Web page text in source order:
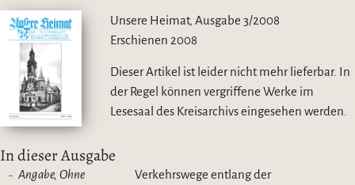
Unsere Heimat, Ausgabe 3/2008
Erschienen 2008
Dieser Artikel ist leider nicht mehr lieferbar. In
der Regel können vergriffene Werke im
Lesesaal des Kreisarchivs eingesehen werden.
In dieser Ausgabe
Angabe, Ohne
Verkehrswege entlang der